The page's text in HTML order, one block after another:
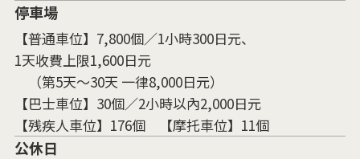
停車場
【普通車位】7,800個／1小時300日元、
1天收費上限1,600日元
（第5天～30天 一律8,000日元）
【巴士車位】30個／2小時以內2,000日元
【残疾人車位】176個 【摩托車位】11個
公休日